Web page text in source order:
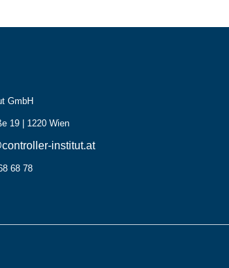
GmbH
19 | 1220 Wien
institut.at
68 78